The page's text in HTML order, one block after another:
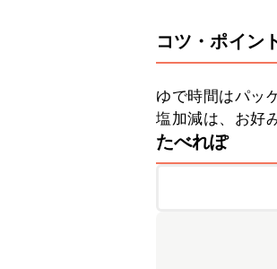
コツ・ポイン
ゆで時間はパッ
塩加減は、お好
たべれぽ